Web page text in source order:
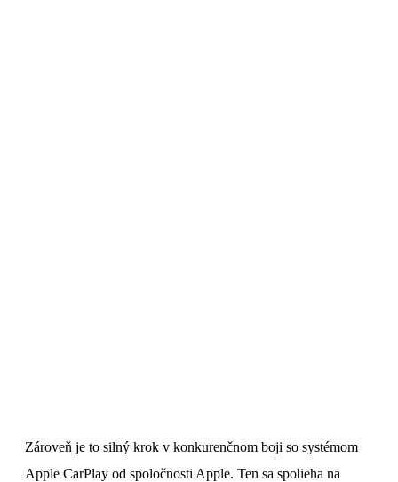
Zároveň je to silný krok v konkurenčnom boji so systémom
Apple CarPlay od spoločnosti Apple. Ten sa spolieha na